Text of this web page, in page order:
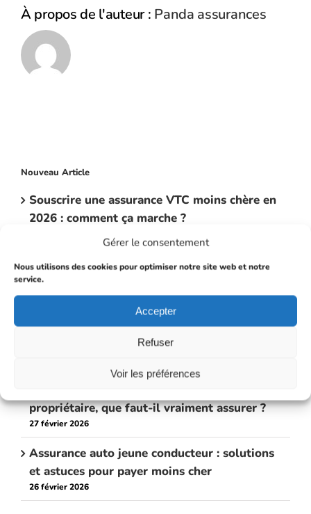
Gérer le consentement
Nous utilisons des cookies pour optimiser notre site web et notre
service.
Accepter
Refuser
Voir les préférences
À propos de l'auteur : Panda assurances
Nouveau Article
Souscrire une assurance VTC moins chère en
2026 : comment ça marche ?
Comment s’assurer après annulation du
permis de conduire ?
28 avril 2026
Assurance décennale électricien : comment
choisir son contrat sur mesure ?
propriétaire, que faut-il vraiment assurer ?
27 février 2026
Assurance auto jeune conducteur : solutions
et astuces pour payer moins cher
26 février 2026